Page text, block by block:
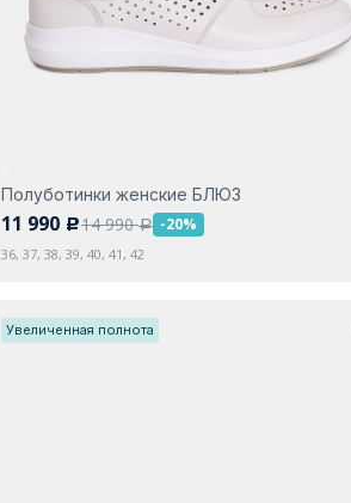
Полуботинки женские БЛЮЗ
11 990 c14 990a -20%
36, 37, 38, 39, 40, 41, 42
Увеличенная полнота